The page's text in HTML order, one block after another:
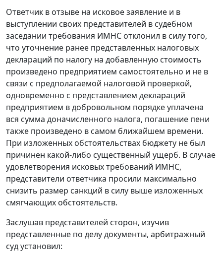
Ответчик в отзыве на исковое заявление и в
выступлении своих представителей в судебном
заседании требования ИМНС отклонил в силу того,
что уточнение ранее представленных налоговых
деклараций по налогу на добавленную стоимость
произведено предприятием самостоятельно и не в
связи с предполагаемой налоговой проверкой,
одновременно с представлением деклараций
предприятием в добровольном порядке уплачена
вся сумма доначисленного налога, погашение пени
также произведено в самом ближайшем времени.
При изложенных обстоятельствах бюджету не был
причинен какой-либо существенный ущерб. В случае
удовлетворения исковых требований ИМНС,
представители ответчика просили максимально
снизить размер санкций в силу выше изложенных
смягчающих обстоятельств.
Заслушав представителей сторон, изучив
представленные по делу документы, арбитражный
суд установил: